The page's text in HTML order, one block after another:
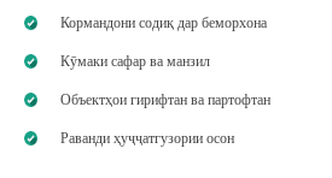
Кормандони содиқ дар беморхона
Кӯмаки сафар ва манзил
Объектҳои гирифтан ва партофтан
Раванди ҳуҷҷатгузории осон